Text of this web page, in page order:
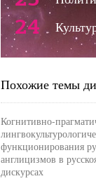
24
Похожие темы
Когнитивно-
функционирования
англицизмов в
дискурсах